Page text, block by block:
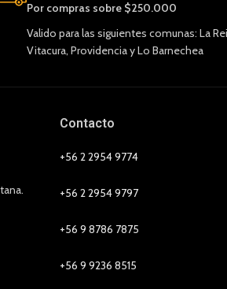
Por compras sobre $250.000
Valido para las siguientes comunas: La
Vitacura, Providencia y Lo Barnechea
Contacto
+56 2 2954 9774
+56 2 2954 9797
+56 9 8786 7875
+56 9 9236 8515